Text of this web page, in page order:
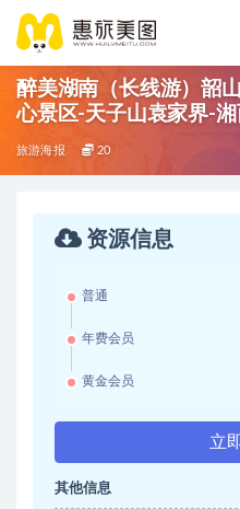
醉美湖南（长线游）韶
心景区-天子山袁家界-
旅游海报 20
资源信息
普通
年费会员
黄金会员
立
其他信息